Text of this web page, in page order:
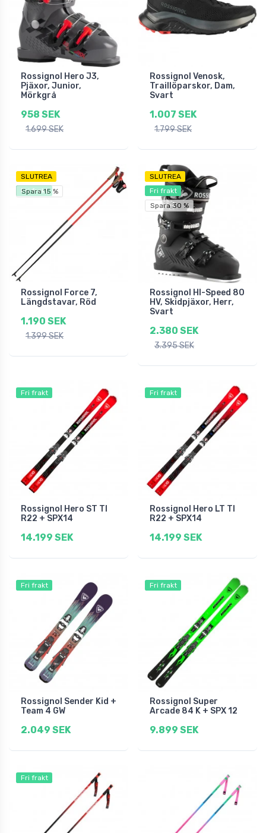
Rossignol Hero J3,
Pjäxor, Junior,
Mörkgrå
958 SEK
1.699 SEK
Rossignol Venosk,
Traillöparskor, Dam,
Svart
1.007 SEK
1.799 SEK
SLUTREA
Fri frakt
Spara 15 %
Rossignol Force 7,
Längdstavar, Röd
1.190 SEK
1.399 SEK
SLUTREA
Fri frakt
Spara 30 %
Rossignol HI-Speed 80
HV, Skidpjäxor, Herr,
Svart
2.380 SEK
3.395 SEK
Fri frakt
Rossignol Hero ST TI
R22 + SPX14
14.199 SEK
Fri frakt
Rossignol Hero LT TI
R22 + SPX14
14.199 SEK
Fri frakt
Rossignol Sender Kid +
Team 4 GW
2.049 SEK
Fri frakt
Rossignol Super
Arcade 84 K + SPX 12
9.899 SEK
Fri frakt